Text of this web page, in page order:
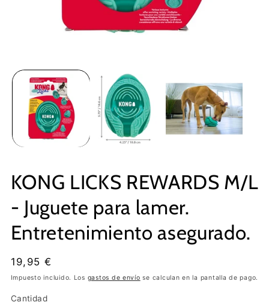
KONG LICKS REWARDS M/L
- Juguete para lamer.
Entretenimiento asegurado.
Precio
habitual
19,95 €
Impuesto incluido. Los gastos de envío se calculan en la pantalla de pago.
Cantidad